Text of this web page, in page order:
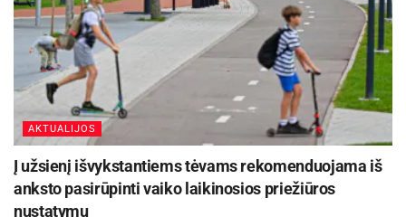
AKTUALIJOS
Į užsienį išvykstantiems tėvams rekomenduojama iš
anksto pasirūpinti vaiko laikinosios priežiūros
nustatymu